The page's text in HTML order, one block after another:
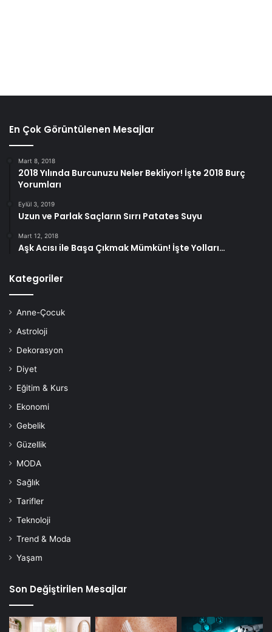
Vaktin Çoğunu Sosyal Medyada
Geçirmek
Birlikte bir buluşma planladığınızda buluşmada güzel vakit
telefonunuzu alıp sosyal medyada gezinmek ilişkiyi
paylaşan bir çift iseniz, işten eve geldiğiniz de
tablete yada telefona gömülüyorsanız partneriniz ile olan
iletişimin azalmasına ve zamanla da bitmesine neden olur.
En Çok Görüntülenen Mesajlar
Mart 8, 2018
2018 Yılında Burcunuzu Neler Bekliyor! İşte 2018 Burç
Yorumları
Eylül 3, 2019
Uzun ve Parlak Saçların Sırrı Patates Suyu
Mart 12, 2018
Aşk Acısı ile Başa Çıkmak Mümkün! İşte Yolları…
Kategoriler
Anne-Çocuk
Astroloji
Dekorasyon
Diyet
Eğitim & Kurs
Ekonomi
Gebelik
Güzellik
MODA
Sağlık
Tarifler
Teknoloji
Trend & Moda
Yaşam
Son Değiştirilen Mesajlar